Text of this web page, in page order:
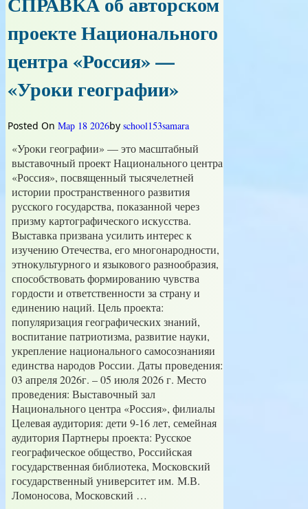
(Самарская
проекте Национального
центра «Россия» —
«Уроки географии»
Posted On Мар 18 2026by school153samara
«Уроки географии» — это масштабный
выставочный проект Национального центра
«Россия», посвященный тысячелетней
истории пространственного развития
русского государства, показанной через
призму картографического искусства.
Выставка призвана усилить интерес к
изучению Отечества, его многонародности,
этнокультурного и языкового разнообразия,
способствовать формированию чувства
гордости и ответственности за страну и
единению наций. Цель проекта:
популяризация географических знаний,
воспитание патриотизма, развитие науки,
укрепление национального самосознанияи
единства народов России. Даты проведения:
03 апреля 2026г. – 05 июля 2026 г. Место
проведения: Выставочный зал
Национального центра «Россия», филиалы
Целевая аудитория: дети 9-16 лет, семейная
аудитория Партнеры проекта: Русское
географическое общество, Российская
государственная библиотека, Московский
государственный университет им. М.В.
Ломоносова, Московский …